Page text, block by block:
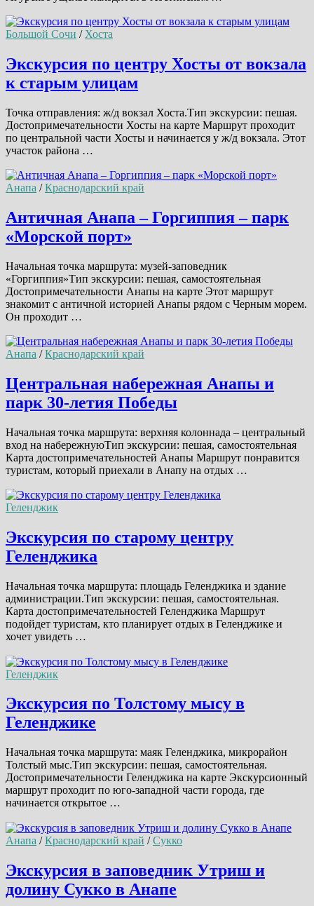
Большой Сочи / Хоста
Экскурсия по центру Хосты от вокзала
к старым улицам
Точка отправления: ж/д вокзал Хоста.Тип экскурсии: пешая.
Достопримечательности Хосты на карте Маршрут проходит
по центральной части Хосты и начинается у ж/д вокзала. Этот
участок района …
Анапа /Краснодарский край
Античная Анапа – Горгиппия – парк
«Морской порт»
Начальная точка маршрута: музей-заповедник
«Горгиппия»Тип экскурсии: пешая, самостоятельная
Достопримечательности Анапы на карте Этот маршрут
знакомит с античной историей Анапы рядом с Черным морем.
Он проходит …
Анапа /Краснодарский край
Центральная набережная Анапы и
парк 30-летия Победы
Начальная точка маршрута: верхняя колоннада – центральный
вход на набережнуюТип экскурсии: пешая, самостоятельная
Карта достопримечательностей Анапы Маршрут понравится
туристам, который приехали в Анапу на отдых …
Геленджик
Экскурсия по старому центру
Геленджика
Начальная точка маршрута: площадь Геленджика и здание
администрации.Тип экскурсии: пешая, самостоятельная.
Карта достопримечательностей Геленджика Маршрут
подойдет туристам, кто планирует отдых в Геленджике и
хочет увидеть …
Геленджик
Экскурсия по Толстому мысу в
Геленджике
Начальная точка маршрута: маяк Геленджика, микрорайон
Толстый мыс.Тип экскурсии: пешая, самостоятельная.
Достопримечательности Геленджика на карте Экскурсионный
маршрут проходит по юго-западной части города, где
начинается открытое …
Анапа /Краснодарский край /Сукко
Экскурсия в заповедник Утриш и
долину Сукко в Анапе